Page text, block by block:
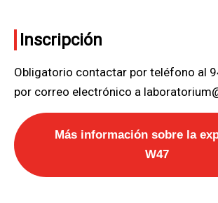
Inscripción
Obligatorio contactar por teléfono al
por correo electrónico a
Más información sobre la
W47